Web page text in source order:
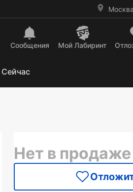
Москва
Сообщения Mой Лабиринт
Нет в продаже